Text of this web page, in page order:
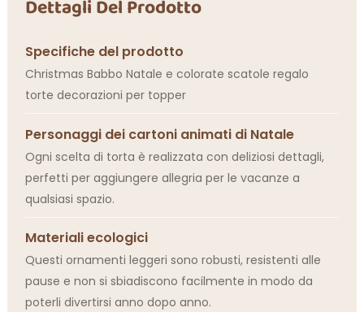
Dettagli Del Prodotto
Specifiche del prodotto
Christmas Babbo Natale e colorate scatole regalo
torte decorazioni per topper
Personaggi dei cartoni animati di Natale
Ogni scelta di torta è realizzata con deliziosi dettagli,
perfetti per aggiungere allegria per le vacanze a
qualsiasi spazio.
Materiali ecologici
Questi ornamenti leggeri sono robusti, resistenti alle
pause e non si sbiadiscono facilmente in modo da
poterli divertirsi anno dopo anno.